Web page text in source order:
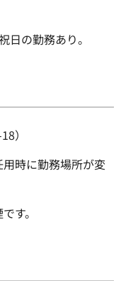
日の勤務あり。
）
用時に勤務場所が変
す。